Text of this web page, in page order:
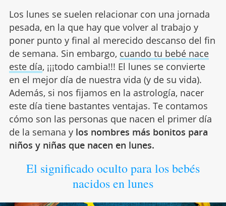
Los lunes se suelen relacionar con una jornada
pesada, en la que hay que volver al trabajo y
poner punto y final al merecido descanso del fin
de semana. Sin embargo, cuando tu bebé nace
este día, ¡¡¡todo cambia!!! El lunes se convierte
en el mejor día de nuestra vida (y de su vida).
Además, si nos fijamos en la astrología, nacer
este día tiene bastantes ventajas. Te contamos
cómo son las personas que nacen el primer día
de la semana y los nombres más bonitos para
niños y niñas que nacen en lunes.
El significado oculto para los bebés
nacidos en lunes